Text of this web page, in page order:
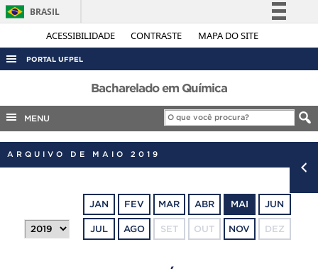
ACESSIBILIDADE CONTRASTE MAPA DO SITE
BRASIL
Simplifique!
Legislação
Canais
PORTAL UFPEL
ACESSO À INFORMAÇÃO
AUDITORIA
COBALTO
CONCURSOS
OUVIDORIA
Bacharelado em Química
MENU
ARQUIVO DE MAIO 2019
JAN FEV MAR ABR MAI JUN
JUL AGO SET OUT NOV DEZ